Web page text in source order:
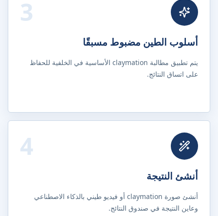
3
أسلوب الطين مضبوط مسبقًا
يتم تطبيق مطالبة claymation الأساسية في الخلفية للحفاظ
على اتساق النتائج.
4
أنشئ النتيجة
أنشئ صورة claymation أو فيديو طيني بالذكاء الاصطناعي
وعاين النتيجة في صندوق النتائج.